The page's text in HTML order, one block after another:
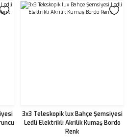
3x3 Teleskopik lux Bahçe Şemsiyesi
Ledli Elektrikli Akrilik Kumaş Bordo
Renk